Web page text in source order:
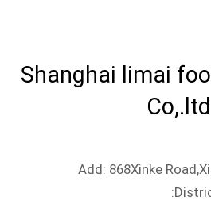
Shanghai limai
Co,.ltd
Add: 868Xinke